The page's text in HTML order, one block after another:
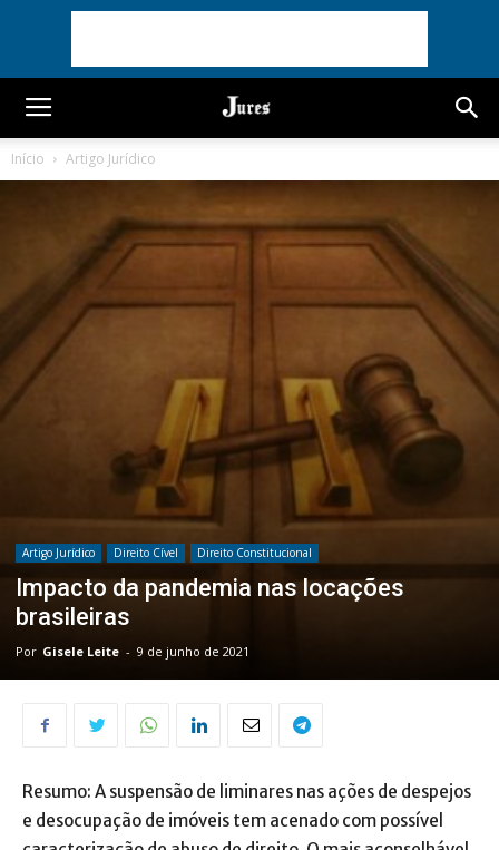
Início Artigo Jurídico
Artigo Jurídico Direito Cível Direito Constitucional
Impacto da pandemia nas locações
brasileiras
Por Gisele Leite - 9 de junho de 2021
Resumo: A suspensão de liminares nas ações de despejos
e desocupação de imóveis tem acenado com possível